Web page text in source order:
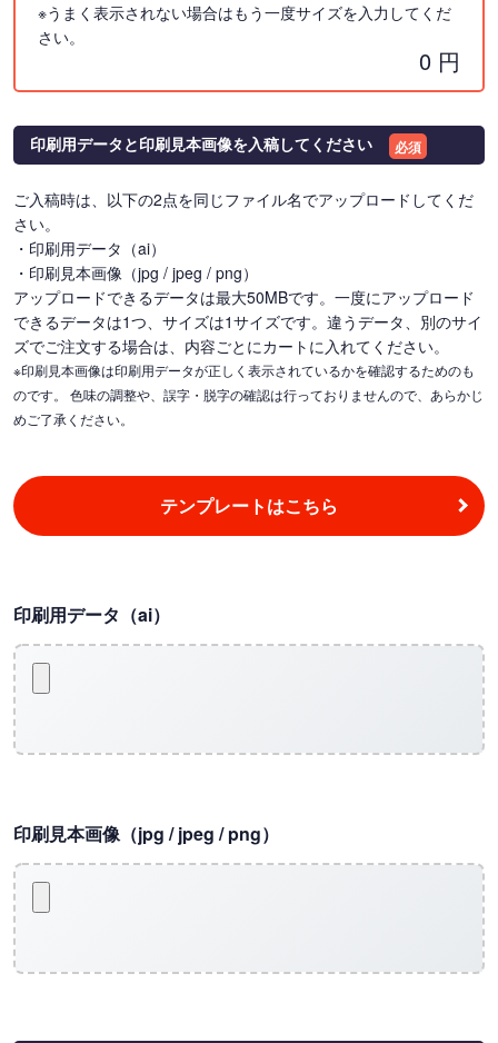
※うまく表示されない場合はもう一度サイズを入力してくだ
さい。
0 円
印刷用データと印刷見本画像を入稿してください 必須
ご入稿時は、以下の2点を同じファイル名でアップロードしてくだ
さい。
・印刷用データ（ai）
・印刷見本画像（jpg / jpeg / png）
アップロードできるデータは最大50MBです。一度にアップロード
できるデータは1つ、サイズは1サイズです。違うデータ、別のサイ
ズでご注文する場合は、内容ごとにカートに入れてください。
※印刷見本画像は印刷用データが正しく表示されているかを確認するためのも
のです。 色味の調整や、誤字・脱字の確認は行っておりませんので、あらかじ
めご了承ください。
テンプレートはこちら
印刷用データ（ai）
印刷見本画像（jpg / jpeg / png）